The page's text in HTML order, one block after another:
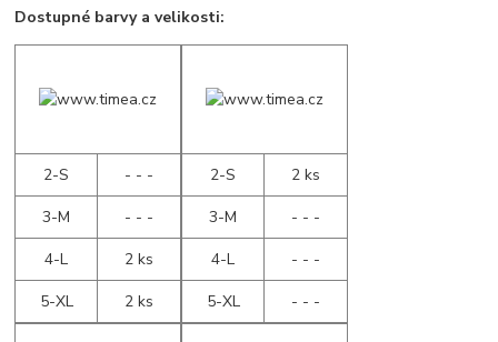
Dostupné barvy a velikosti:
2-S
- - -
3-M
- - -
4-L
2 ks
5-XL
2 ks
2-S
2 ks
3-M
- - -
4-L
- - -
5-XL
- - -